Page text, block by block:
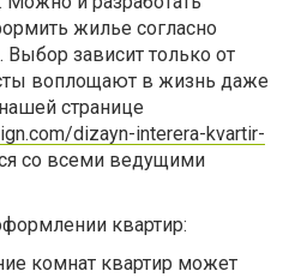
жилье согласно
зависит только от
воплощают в жизнь даже
странице
dizayn-interera-kvartir-
со всеми ведущими
квартир:
комнат квартир может